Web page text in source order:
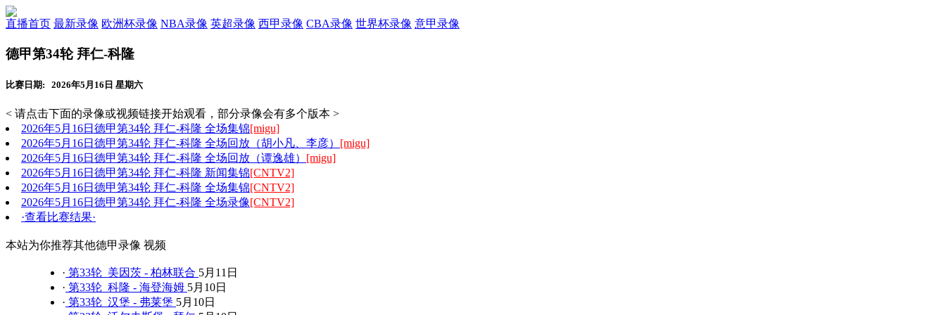
直播首页 最新录像 欧洲杯录像 NBA录像 英超录像 西甲录像 CBA录像 世界杯录像 意甲录像
德甲第34轮 拜仁-科隆
比赛日期: 2026年5月16日 星期六
< 请点击下面的录像或视频链接开始观看，部分录像会有多个版本 >
2026年5月16日德甲第34轮 拜仁-科隆 全场集锦[migu]
2026年5月16日德甲第34轮 拜仁-科隆 全场回放（胡小凡、李彦） [migu]
2026年5月16日德甲第34轮 拜仁-科隆 全场回放（谭逸雄） [migu]
2026年5月16日德甲第34轮 拜仁-科隆 新闻集锦[CNTV2]
2026年5月16日德甲第34轮 拜仁-科隆 全场集锦[CNTV2]
2026年5月16日德甲第34轮 拜仁-科隆 全场录像[CNTV2]
·查看比赛结果·
本站为你推荐其他德甲录像 视频
· 第33轮 美因茨 - 柏林联合 5月11日
· 第33轮 科隆 - 海登海姆 5月10日
· 第33轮 汉堡 - 弗莱堡 5月10日